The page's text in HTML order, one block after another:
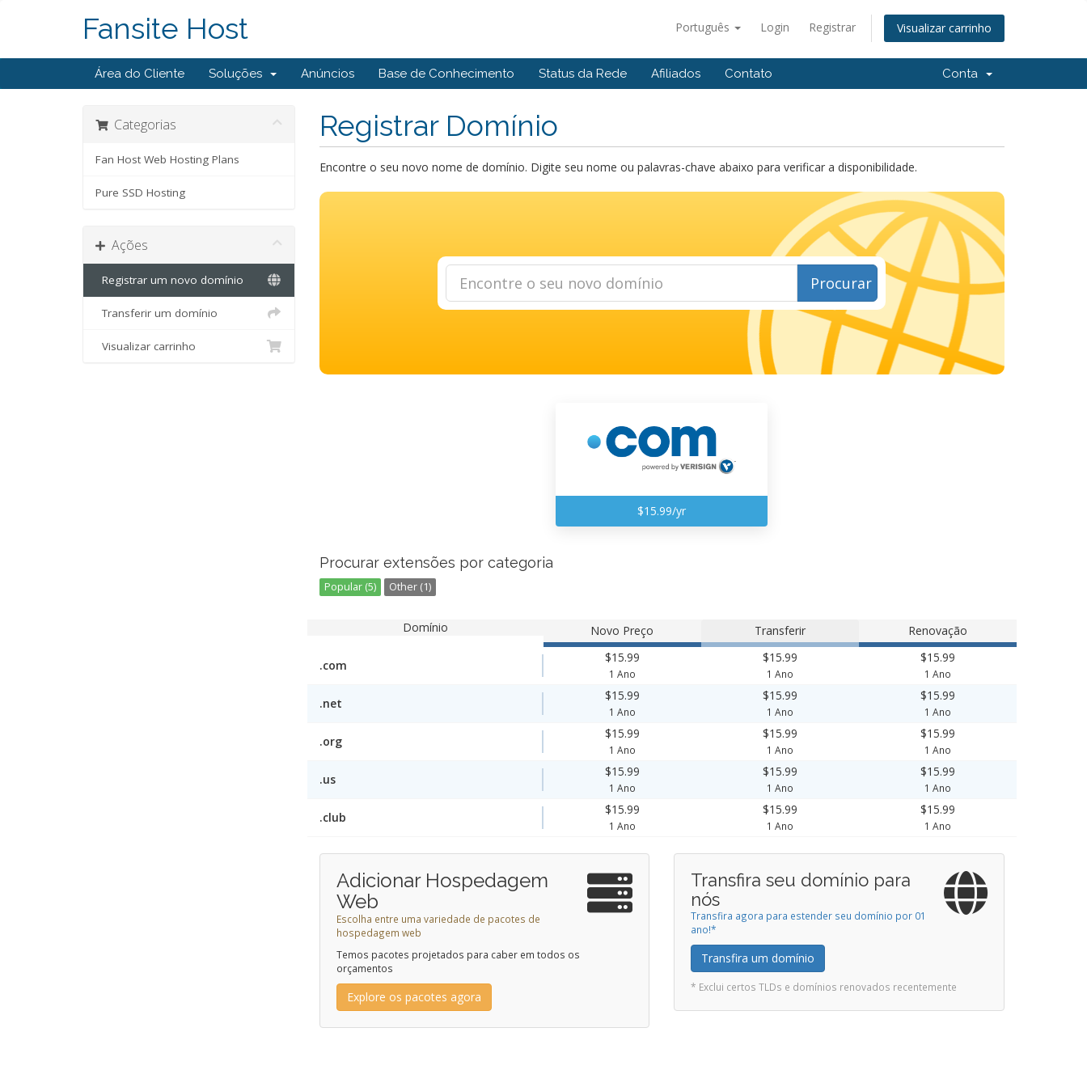
Português Login Registrar Visualizar carrinho
Fansite Host
Área do Cliente Soluções Anúncios Base de Conhecimento Status da Rede Afiliados Contato Conta
Categorias
Fan Host Web Hosting Plans
Pure SSD Hosting
Ações
Registrar um novo domínio
Transferir um domínio
Visualizar carrinho
Registrar Domínio
Encontre o seu novo nome de domínio. Digite seu nome ou palavras-chave abaixo para verificar a disponibilidade.
Procurar
$15.99/yr
Procurar extensões por categoria
Popular (5) Other (1)
Domínio Novo Preço Transferir Renovação
.com
$15.99
1 Ano
$15.99
1 Ano
$15.99
1 Ano
.net
$15.99
1 Ano
$15.99
1 Ano
$15.99
1 Ano
.org
$15.99
1 Ano
$15.99
1 Ano
$15.99
1 Ano
.us
$15.99
1 Ano
$15.99
1 Ano
$15.99
1 Ano
.club
$15.99
1 Ano
$15.99
1 Ano
$15.99
1 Ano
Adicionar Hospedagem
Web
Escolha entre uma variedade de pacotes de
hospedagem web
Temos pacotes projetados para caber em todos os
orçamentos
Explore os pacotes agora
Transfira seu domínio para
nós
Transfira agora para estender seu domínio por 01
ano!*
Transfira um domínio
* Exclui certos TLDs e domínios renovados recentemente